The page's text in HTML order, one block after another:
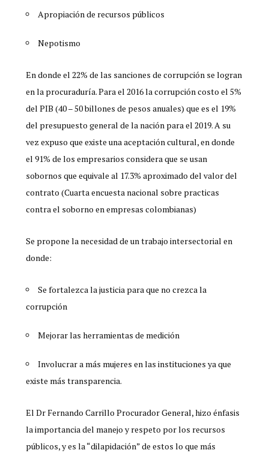
Apropiación de recursos públicos
Nepotismo
En donde el 22% de las sanciones de corrupción se logran
en la procuraduría. Para el 2016 la corrupción costo el 5%
del PIB (40 – 50 billones de pesos anuales) que es el 19%
del presupuesto general de la nación para el 2019. A su
vez expuso que existe una aceptación cultural, en donde
el 91% de los empresarios considera que se usan
sobornos que equivale al 17.3% aproximado del valor del
contrato (Cuarta encuesta nacional sobre practicas
contra el soborno en empresas colombianas)
Se propone la necesidad de un trabajo intersectorial en
donde:
Se fortalezca la justicia para que no crezca la
corrupción
Mejorar las herramientas de medición
Involucrar a más mujeres en las instituciones ya que
existe más transparencia.
El Dr Fernando Carrillo Procurador General, hizo énfasis
la importancia del manejo y respeto por los recursos
públicos, y es la “dilapidación” de estos lo que más